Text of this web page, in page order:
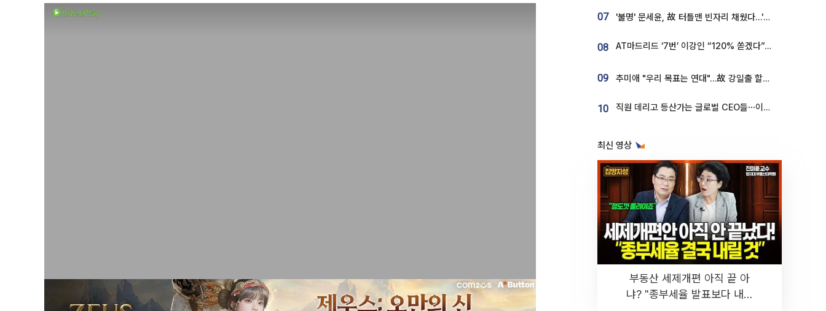
07 '불명' 문세윤, 故 터틀맨 빈자리 채웠다…'거북이' 눈물의 최종 우승
08 AT마드리드 ‘7번’ 이강인 “120% 쏟겠다”⋯시메오네 감독 “필요한 선수”
09 추미애 "우리 목표는 연대"…故 강일출 할머니 흉상 제막
10 직원 데리고 등산가는 글로벌 CEO들⋯이유 있었네
최신 영상
부동산 세제개편 아직 끝 아
냐? "종부세율 발표보다 내릴